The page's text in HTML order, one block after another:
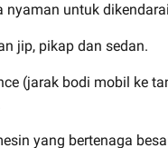
nyaman untuk
jip, pikap dan sedan.
(jarak bodi mobil ke
yang bertenaga